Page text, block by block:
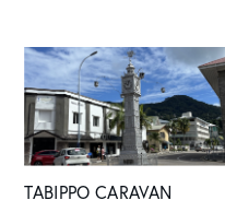
TABIPPO CARAVAN